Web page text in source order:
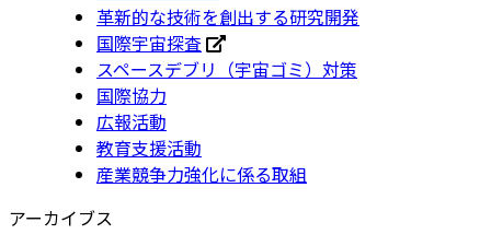
革新的な技術を創出する研究開発
国際宇宙探査
スペースデブリ（宇宙ゴミ）対策
国際協力
広報活動
教育支援活動
産業競争力強化に係る取組
アーカイブス